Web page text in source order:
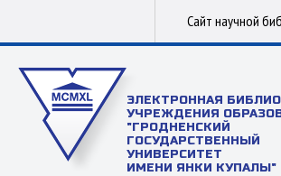
Сайт научной
ЭЛЕКТРОННАЯ
УЧРЕЖДЕНИЯ
"ГРОДНЕНСКИЙ
ГОСУДАРСТВЕННЫЙ
УНИВЕРСИТЕТ
ИМЕНИ ЯНКИ КУПАЛЫ"